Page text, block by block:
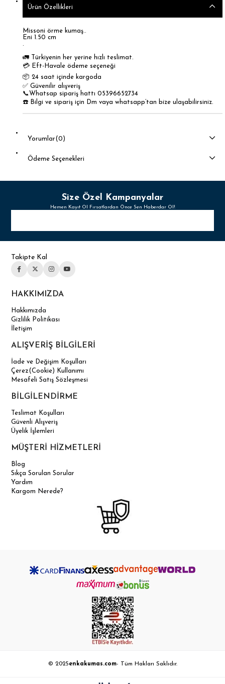
Ürün Özellikleri
Missoni örme kumaş..
Eni 1.50 cm
.
🚛 Türkiyenin her yerine hızlı teslimat.
💳 Eft-Havale ödeme seçeneği
📦 24 saat içinde kargoda
✅ Güvenilir alışveriş
📞Whatsap sipariş hattı 05396652734
☎️ Bilgi ve sipariş için Dm vaya whatsapp’tan bize ulaşabilirsiniz.
Yorumlar(0)
Ödeme Seçenekleri
Size Özel Kampanyalar
Hemen Kayıt Ol Fırsatlardan Önce Sen Haberdar Ol!
Takipte Kal
HAKKIMIZDA
Hakkımızda
Gizlilik Politikası
İletişim
ALIŞVERİŞ BİLGİLERİ
İade ve Değişim Koşulları
Çerez(Cookie) Kullanımı
Mesafeli Satış Sözleşmesi
BİLGİLENDİRME
Teslimat Koşulları
Güvenli Alışveriş
Üyelik İşlemleri
MÜŞTERİ HİZMETLERİ
Blog
Sıkça Sorulan Sorular
Yardım
Kargom Nerede?
© 2025enkakumas.com- Tüm Hakları Saklıdır.